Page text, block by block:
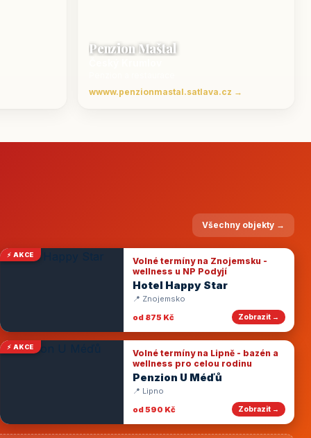
Penzion Maštal
wwww.penzionmastal.satlava.cz →
Všechny objekty →
⚡ AKCE
Volné termíny na Znojemsku -
wellness u NP Podyjí
Hotel Happy Star
📍 Znojemsko
od 875 Kč
Zobrazit →
⚡ AKCE
Volné termíny na Lipně - bazén a
wellness pro celou rodinu
Penzion U Méďů
📍 Lipno
od 590 Kč
Zobrazit →